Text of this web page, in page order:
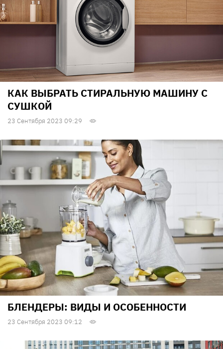
КАК ВЫБРАТЬ СТИРАЛЬНУЮ МАШИНУ С
СУШКОЙ
23 Сентября 2023 09:29
БЛЕНДЕРЫ: ВИДЫ И ОСОБЕННОСТИ
23 Сентября 2023 09:12